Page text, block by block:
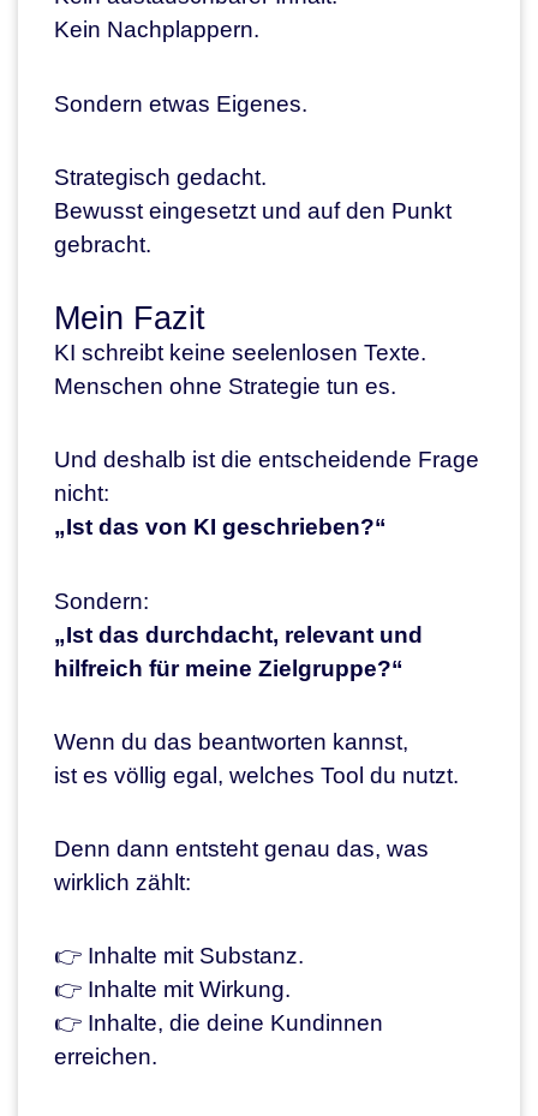
Kein Nachplappern.
Sondern etwas Eigenes.
Strategisch gedacht.
Bewusst eingesetzt und auf den Punkt
gebracht.
Mein Fazit
KI schreibt keine seelenlosen Texte.
Menschen ohne Strategie tun es.
Und deshalb ist die entscheidende Frage
nicht:
„Ist das von KI geschrieben?“
Sondern:
„Ist das durchdacht, relevant und
hilfreich für meine Zielgruppe?“
Wenn du das beantworten kannst,
ist es völlig egal, welches Tool du nutzt.
Denn dann entsteht genau das, was
wirklich zählt:
👉 Inhalte mit Substanz.
👉 Inhalte mit Wirkung.
👉 Inhalte, die deine Kundinnen
erreichen.